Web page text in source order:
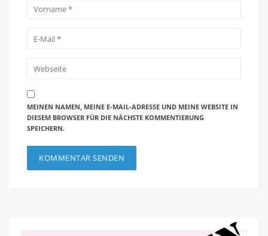
MEINEN NAMEN, MEINE E-MAIL-ADRESSE UND MEINE WEBSITE IN
DIESEM BROWSER FÜR DIE NÄCHSTE KOMMENTIERUNG
SPEICHERN.